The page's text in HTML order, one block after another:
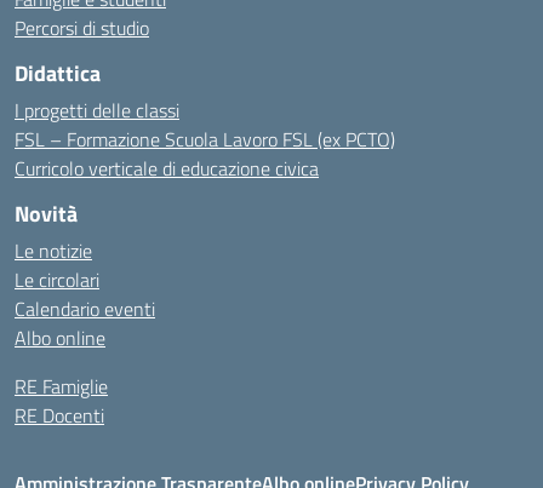
Percorsi di studio
Didattica
I progetti delle classi
FSL – Formazione Scuola Lavoro FSL (ex PCTO)
Curricolo verticale di educazione civica
Novità
Le notizie
Le circolari
Calendario eventi
Albo online
RE Famiglie
RE Docenti